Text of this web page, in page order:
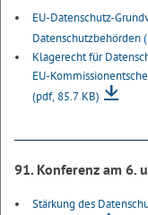
EU-Datenschutz-
Datenschutzbehörden
Klagerecht für
EU-
(pdf, 85.7 KB)
91. Konferenz am 6.
Stärkung des